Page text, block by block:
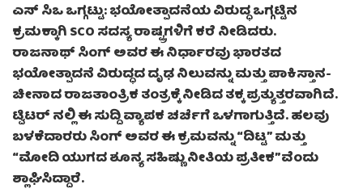
ಎಸ್ ಸಿಒ ಒಗ್ಗಟ್ಟು: ಭಯೋತ್ಪಾದನೆಯ ವಿರುದ್ಧ ಒಗ್ಗಟ್ಟಿನ
ಕ್ರಮಕ್ಕಾಗಿ SCO ಸದಸ್ಯ ರಾಷ್ಟ್ರಗಳಿಗೆ ಕರೆ ನೀಡಿದರು.
ರಾಜನಾಥ್ ಸಿಂಗ್ ಅವರ ಈ ನಿರ್ಧಾರವು ಭಾರತದ
ಭಯೋತ್ಪಾದನೆ ವಿರುದ್ಧದ ದೃಢ ನಿಲುವನ್ನು ಮತ್ತು ಪಾಕಿಸ್ತಾನ-
ಚೀನಾದ ರಾಜತಾಂತ್ರಿಕ ತಂತ್ರಕ್ಕೆ ನೀಡಿದ ತಕ್ಕ ಪ್ರತ್ಯುತ್ತರವಾಗಿದೆ.
ಟ್ವಿಟರ್ ನಲ್ಲಿ ಈ ಸುದ್ದಿ ವ್ಯಾಪಕ ಚರ್ಚೆಗೆ ಒಳಗಾಗುತ್ತಿದೆ. ಹಲವು
ಬಳಕೆದಾರರು ಸಿಂಗ್ ಅವರ ಈ ಕ್ರಮವನ್ನು “ದಿಟ್ಟ” ಮತ್ತು
“ಮೋದಿ ಯುಗದ ಶೂನ್ಯ ಸಹಿಷ್ಣು ನೀತಿಯ ಪ್ರತೀಕ”ವೆಂದು
ಶ್ಲಾಘಿಸಿದ್ದಾರೆ.